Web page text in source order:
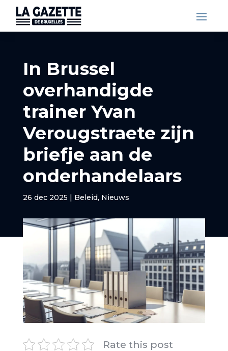
In Brussel
overhandigde
trainer Yvan
Verougstraete zijn
briefje aan de
onderhandelaars
26 dec 2025 | Beleid, Nieuws
Rate this post